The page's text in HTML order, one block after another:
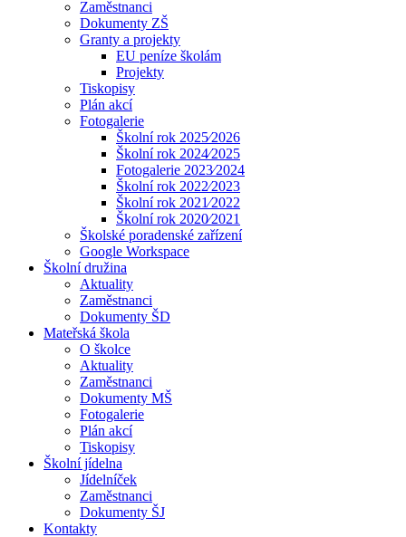
Zaměstnanci
Dokumenty ZŠ
Granty a projekty
EU peníze školám
Projekty
Tiskopisy
Plán akcí
Fotogalerie
Školní rok 2025⁄2026
Školní rok 2024⁄2025
Fotogalerie 2023⁄2024
Školní rok 2022⁄2023
Školní rok 2021⁄2022
Školní rok 2020⁄2021
Školské poradenské zařízení
Google Workspace
Školní družina
Aktuality
Zaměstnanci
Dokumenty ŠD
Mateřská škola
O školce
Aktuality
Zaměstnanci
Dokumenty MŠ
Fotogalerie
Plán akcí
Tiskopisy
Školní jídelna
Jídelníček
Zaměstnanci
Dokumenty ŠJ
Kontakty